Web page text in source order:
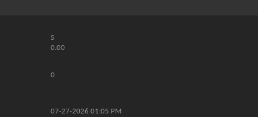
5
0.00
0
07-27-202601:05 PM